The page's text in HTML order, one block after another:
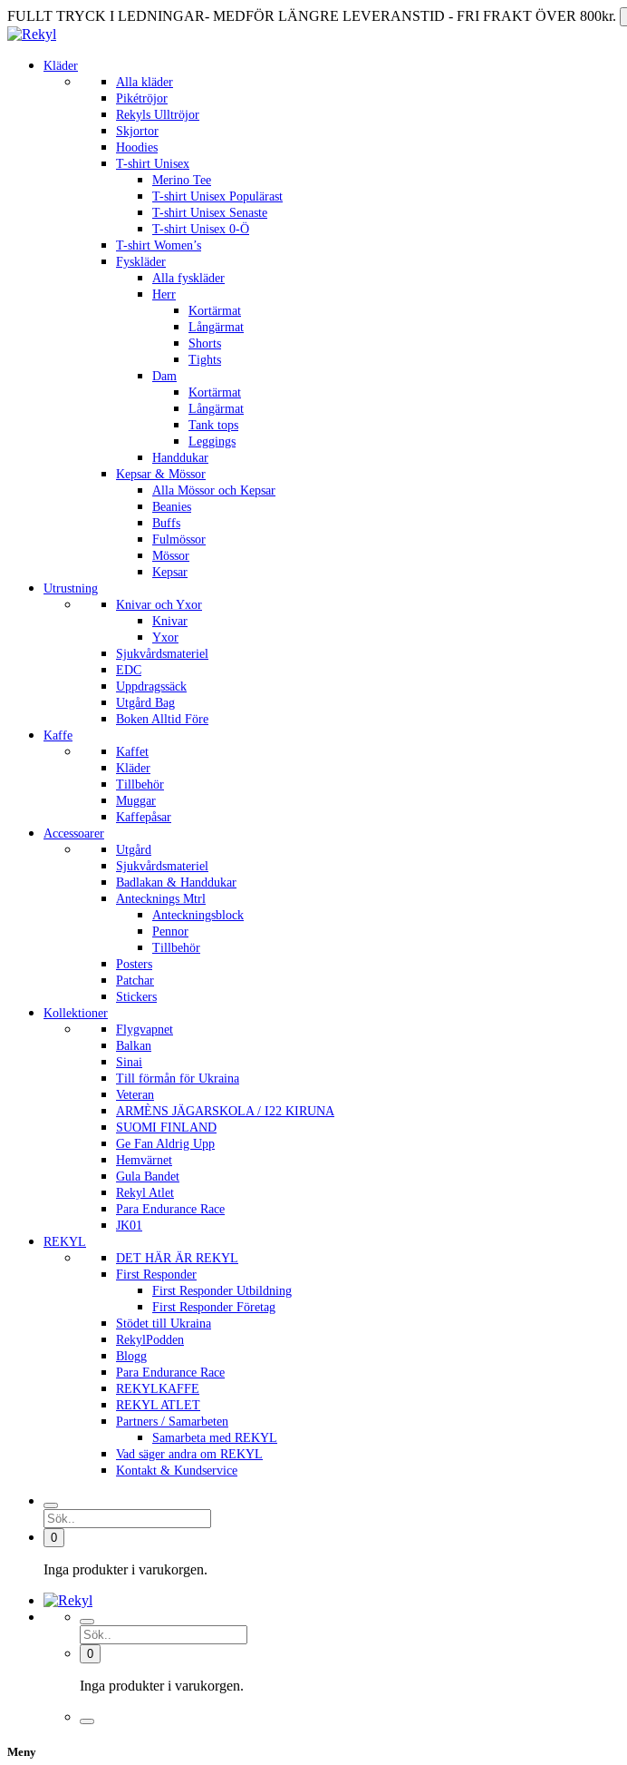
FULLT TRYCK I LEDNINGAR- MEDFÖR LÄNGRE LEVERANSTID - FRI FRAKT ÖVER 800kr.
Kläder
Alla kläder
Pikétröjor
Rekyls Ulltröjor
Skjortor
Hoodies
T-shirt Unisex
Merino Tee
T-shirt Unisex Populärast
T-shirt Unisex Senaste
T-shirt Unisex 0-Ö
T-shirt Women’s
Fyskläder
Alla fyskläder
Herr
Kortärmat
Långärmat
Shorts
Tights
Dam
Kortärmat
Långärmat
Tank tops
Leggings
Handdukar
Kepsar & Mössor
Alla Mössor och Kepsar
Beanies
Buffs
Fulmössor
Mössor
Kepsar
Utrustning
Knivar och Yxor
Knivar
Yxor
Sjukvårdsmateriel
EDC
Uppdragssäck
Utgård Bag
Boken Alltid Före
Kaffe
Kaffet
Kläder
Tillbehör
Muggar
Kaffepåsar
Accessoarer
Utgård
Sjukvårdsmateriel
Badlakan & Handdukar
Antecknings Mtrl
Anteckningsblock
Pennor
Tillbehör
Posters
Patchar
Stickers
Kollektioner
Flygvapnet
Balkan
Sinai
Till förmån för Ukraina
Veteran
ARMÈNS JÄGARSKOLA / I22 KIRUNA
SUOMI FINLAND
Ge Fan Aldrig Upp
Hemvärnet
Gula Bandet
Rekyl Atlet
Para Endurance Race
JK01
REKYL
DET HÄR ÄR REKYL
First Responder
First Responder Utbildning
First Responder Företag
Stödet till Ukraina
RekylPodden
Blogg
Para Endurance Race
REKYLKAFFE
REKYL ATLET
Partners / Samarbeten
Samarbeta med REKYL
Vad säger andra om REKYL
Kontakt & Kundservice
0
Inga produkter i varukorgen.
0
Inga produkter i varukorgen.
Meny